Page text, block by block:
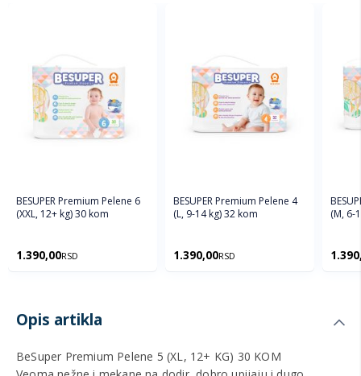
BESUPER Premium Pelene 6
(XXL, 12+ kg) 30 kom
1.390,00RSD
BESUPER Premium Pelene 4
(L, 9-14 kg) 32 kom
1.390,00RSD
(M, 6-
Opis artikla
BeSuper Premium Pelene 5 (XL, 12+ KG) 30 KOM